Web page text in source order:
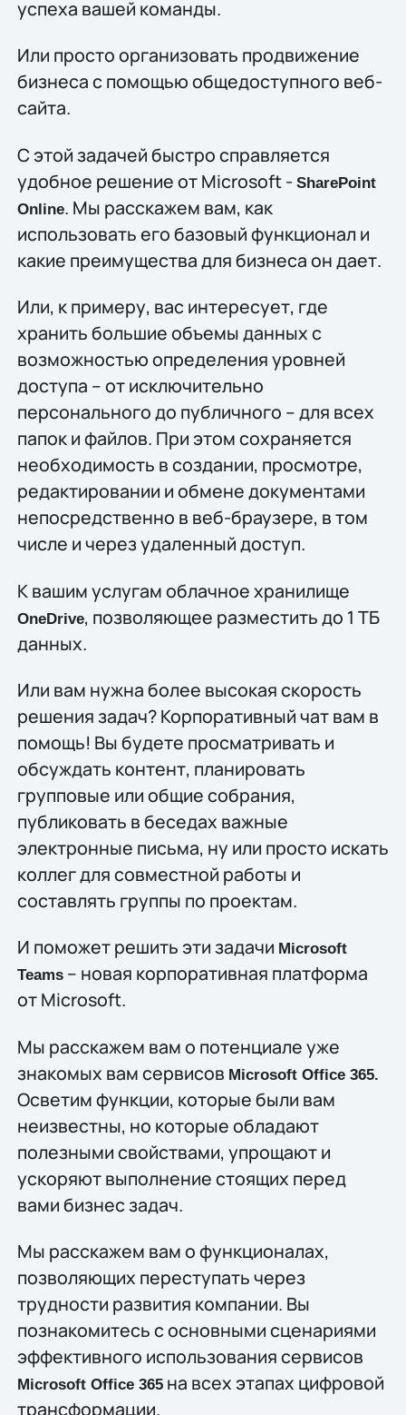
успеха вашей команды.
Или просто организовать продвижение
бизнеса с помощью общедоступного веб-
сайта.
С этой задачей быстро справляется
удобное решение от Microsoft - SharePoint
Online. Мы расскажем вам, как
использовать его базовый функционал и
какие преимущества для бизнеса он дает.
Или, к примеру, вас интересует, где
хранить большие объемы данных с
возможностью определения уровней
доступа – от исключительно
персонального до публичного – для всех
папок и файлов. При этом сохраняется
необходимость в создании, просмотре,
редактировании и обмене документами
непосредственно в веб-браузере, в том
числе и через удаленный доступ.
К вашим услугам облачное хранилище
OneDrive, позволяющее разместить до 1 ТБ
данных.
Или вам нужна более высокая скорость
решения задач? Корпоративный чат вам в
помощь! Вы будете просматривать и
обсуждать контент, планировать
групповые или общие собрания,
публиковать в беседах важные
электронные письма, ну или просто искать
коллег для совместной работы и
составлять группы по проектам.
И поможет решить эти задачи Microsoft
Teams– новая корпоративная платформа
от Microsoft.
Мы расскажем вам о потенциале уже
знакомых вам сервисов Microsoft Office 365.
Осветим функции, которые были вам
неизвестны, но которые обладают
полезными свойствами, упрощают и
ускоряют выполнение стоящих перед
вами бизнес задач.
Мы расскажем вам о функционалах,
позволяющих переступать через
трудности развития компании. Вы
познакомитесь с основными сценариями
эффективного использования сервисов
Microsoft Office 365на всех этапах цифровой
трансформации.